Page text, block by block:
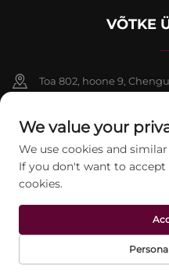
VÕTKE
Toa 802, hoone 9,
+86-13911459627
[email protected]
Autoriõigus © 2026 Beijing
õigused kaitstud.
We value your
We use cookies and
If you don't want to accept
cookies.